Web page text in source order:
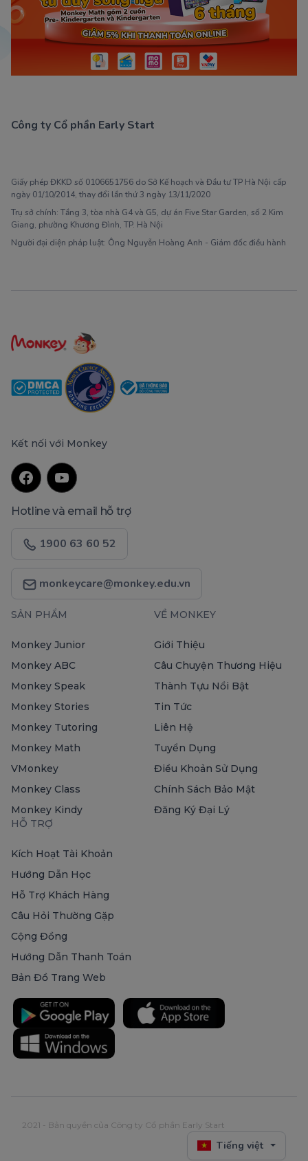
Công ty Cổ phần Early Start
Giấy phép ĐKKD số 0106651756 do Sở Kế hoạch và Đầu tư TP Hà Nội cấp
ngày 01/10/2014, thay đổi lần thứ 3 ngày 13/11/2020
Trụ sở chính: Tầng 3, tòa nhà G4 và G5, dự án Five Star Garden, số 2 Kim
Giang, phường Khương Đình, TP. Hà Nội
Người đại diện pháp luật: Ông Nguyễn Hoàng Anh - Giám đốc điều hành
Kết nối với Monkey
Hotline và email hỗ trợ
1900 63 60 52
monkeycare@monkey.edu.vn
SẢN PHẨM
Monkey Junior
Monkey ABC
Monkey Speak
Monkey Stories
Monkey Tutoring
Monkey Math
VMonkey
Monkey Class
Monkey Kindy
VỀ MONKEY
Giới Thiệu
Câu Chuyện Thương Hiệu
Thành Tựu Nổi Bật
Tin Tức
Liên Hệ
Tuyển Dụng
Điều Khoản Sử Dụng
Chính Sách Bảo Mật
Đăng Ký Đại Lý
HỖ TRỢ
Kích Hoạt Tài Khoản
Hướng Dẫn Học
Hỗ Trợ Khách Hàng
Câu Hỏi Thường Gặp
Cộng Đồng
Hướng Dẫn Thanh Toán
Bản Đồ Trang Web
2021 - Bản quyền của Công ty Cổ phần Early Start
Tiếng việt